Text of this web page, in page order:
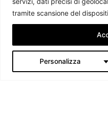
tramite scansione del
Personalizza